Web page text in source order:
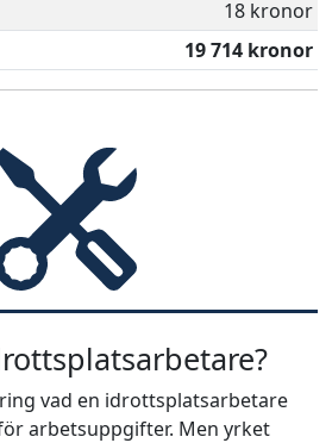
18 kronor
19 714 kronor
vad en idrottsplatsarbetare
arbetsuppgifter. Men yrket